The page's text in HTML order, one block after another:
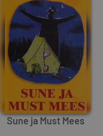
Sune ja Must Mees